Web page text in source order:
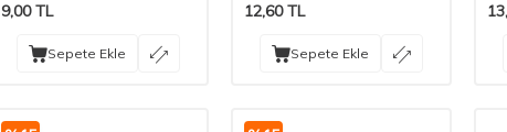
9,00TL
Sepete Ekle
12,60TL
Sepete Ekle